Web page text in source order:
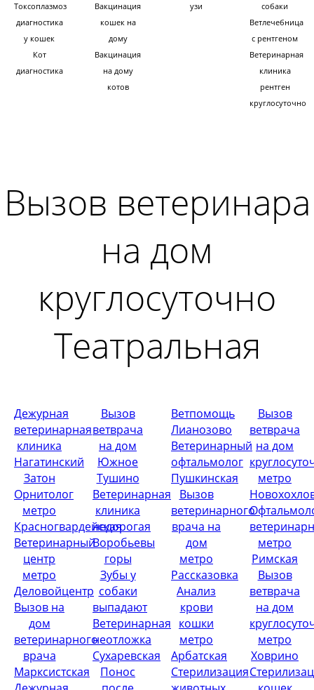
Токсоплазмоз
диагностика
у кошек
Кот
диагностика
Вакцинация
кошек на
дому
Вакцинация
на дому
котов
узи
собаки
Ветлечебница
с рентгеном
Ветеринарная
клиника
рентген
круглосуточно
Вызов ветеринара
на дом
круглосуточно
Театральная
Дежурная
ветеринарная
клиника
Нагатинский
Затон
Орнитолог
метро
Красногвардейская
Ветеринарный
центр
метро
Деловойцентр
Вызов на
дом
ветеринарного
врача
Марксистская
Вызов
ветврача
на дом
Южное
Тушино
Ветеринарная
клиника
недорогая
Воробьевы
горы
Зубы у
собаки
выпадают
Ветеринарная
неотложка
Сухаревская
Понос
Ветпомощь
Лианозово
Ветеринарный
офтальмолог
Пушкинская
Вызов
ветеринарного
врача на
дом
метро
Рассказовка
Анализ
крови
кошки
метро
Арбатская
Стерилизация
Вызов
ветврача
на дом
метро
метро
Римская
Вызов
ветврача
на дом
метро
Ховрино